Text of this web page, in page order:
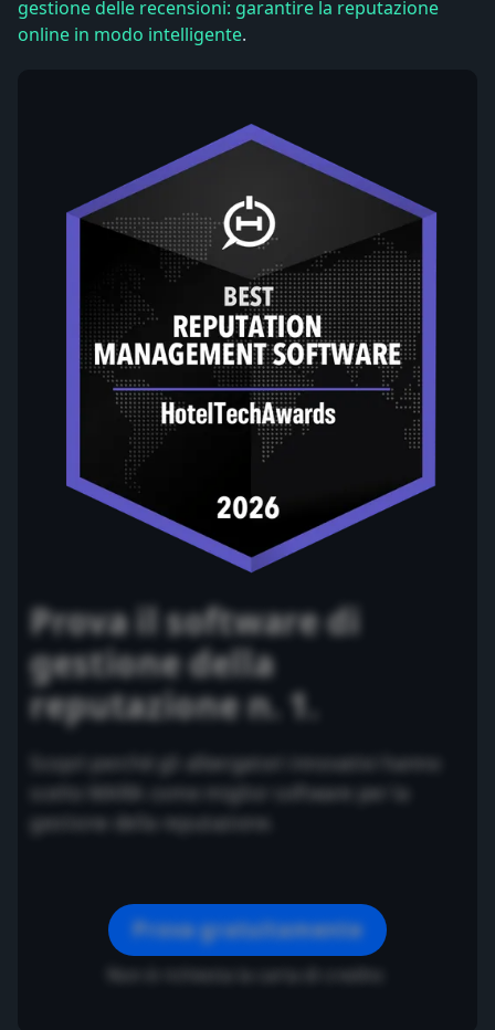
gestione delle recensioni: garantire la reputazione
online in modo intelligente.
Prova il software di
gestione della
reputazione n. 1.
Scopri perché gli albergatori innovativi hanno
scelto MARA come miglior software per la
gestione della reputazione.
Prova gratuitamente